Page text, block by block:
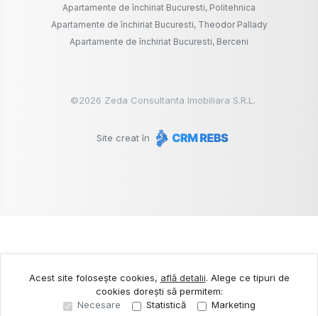
Apartamente de închiriat Bucuresti, Politehnica
Apartamente de închiriat Bucuresti, Theodor Pallady
Apartamente de închiriat Bucuresti, Berceni
©2026 Zeda Consultanta Imobiliara S.R.L.
Site creat în
Acest site folosește cookies, află detalii. Alege ce tipuri de
cookies dorești să permitem:
Necesare
Statistică Marketing